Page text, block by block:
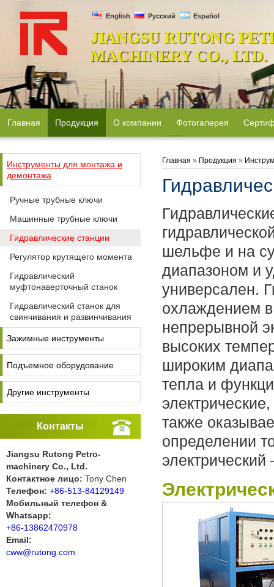
English Русский Español
JIANGSU RUTONG
MACHINERY CO., LTD.
Главная Продукция О компании Фотогалерея
Инструменты для монтажа и
демонтажа
Ручные трубные ключи
Машинные трубные ключи
Гидравлические станции
Регулятор крутящего момента
Гидравлический
муфтонаверточный станок
Гидравлический станок для
свинчивания и развинчивания
Зажимные инструменты
Подъемное оборудование
Другие инструменты
Контакты
Jiangsu Rutong Petro-
machinery Co., Ltd.
Контактное лицо: Tony Chen
Телефон: +86-513-84129149
Мобильный телефон &
Whatsapp:
+86-13862470978
Email:
cww@rutong.com
Главная » Продукция »
шельфе и на
диапазоном и
универсален.
охлаждением
непрерывной
высоких
широким
тепла и
также
определении